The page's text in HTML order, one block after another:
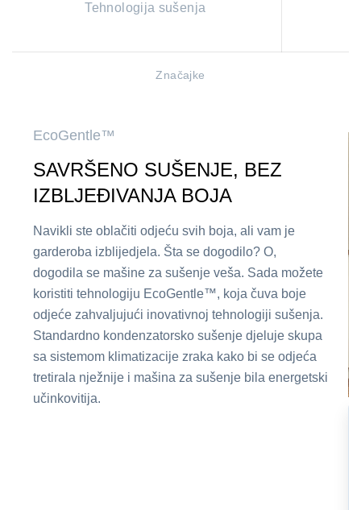
Tehnologija sušenja
Značajke
EcoGentle™
SAVRŠENO SUŠENJE, BEZ
IZBLJEĐIVANJA BOJA
Navikli ste oblačiti odjeću svih boja, ali vam je
garderoba izblijedjela. Šta se dogodilo? O,
dogodila se mašine za sušenje veša. Sada možete
koristiti tehnologiju EcoGentle™, koja čuva boje
odjeće zahvaljujući inovativnoj tehnologiji sušenja.
Standardno kondenzatorsko sušenje djeluje skupa
sa sistemom klimatizacije zraka kako bi se odjeća
tretirala nježnije i mašina za sušenje bila energetski
učinkovitija.